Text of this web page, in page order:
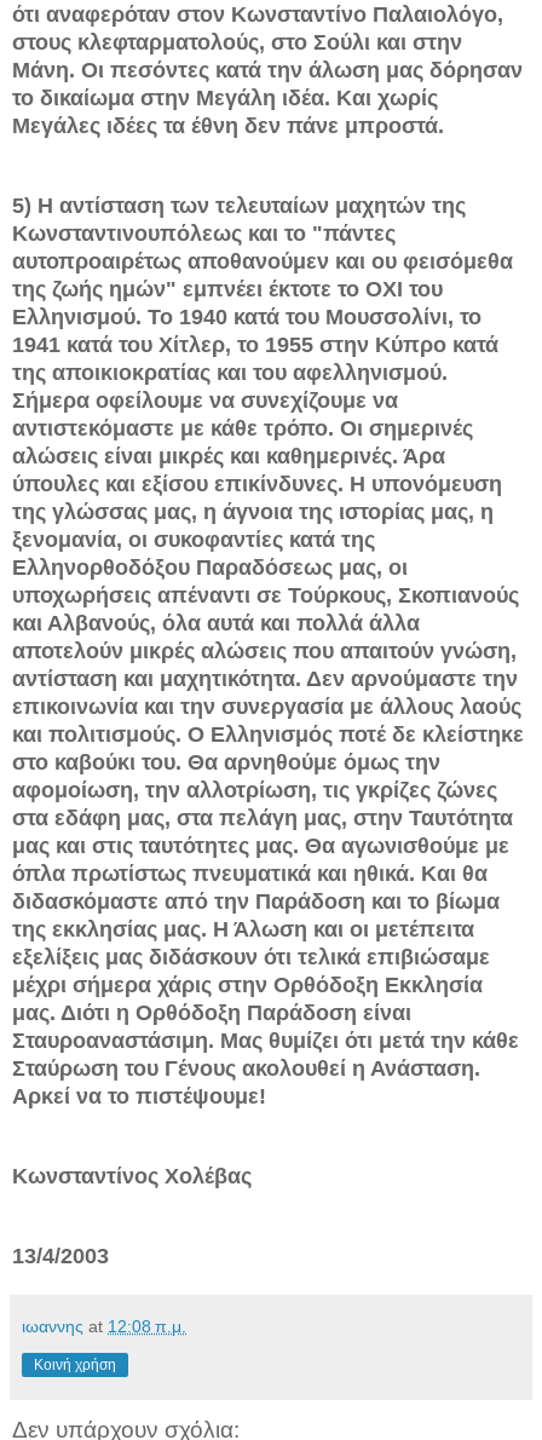
ότι αναφερόταν στον Κωνσταντίνο Παλαιολόγο,
στους κλεφταρματολούς, στο Σούλι και στην
Μάνη. Οι πεσόντες κατά την άλωση μας δόρησαν
το δικαίωμα στην Μεγάλη ιδέα. Και χωρίς
Μεγάλες ιδέες τα έθνη δεν πάνε μπροστά.
5) Η αντίσταση των τελευταίων μαχητών της
Κωνσταντινουπόλεως και το "πάντες
αυτοπροαιρέτως αποθανούμεν και ου φεισόμεθα
της ζωής ημών" εμπνέει έκτοτε το ΟΧΙ του
Ελληνισμού. Το 1940 κατά του Μουσσολίνι, το
1941 κατά του Χίτλερ, το 1955 στην Κύπρο κατά
της αποικιοκρατίας και του αφελληνισμού.
Σήμερα οφείλουμε να συνεχίζουμε να
αντιστεκόμαστε με κάθε τρόπο. Οι σημερινές
αλώσεις είναι μικρές και καθημερινές. Άρα
ύπουλες και εξίσου επικίνδυνες. Η υπονόμευση
της γλώσσας μας, η άγνοια της ιστορίας μας, η
ξενομανία, οι συκοφαντίες κατά της
Ελληνορθοδόξου Παραδόσεως μας, οι
υποχωρήσεις απέναντι σε Τούρκους, Σκοπιανούς
και Αλβανούς, όλα αυτά και πολλά άλλα
αποτελούν μικρές αλώσεις που απαιτούν γνώση,
αντίσταση και μαχητικότητα. Δεν αρνούμαστε την
επικοινωνία και την συνεργασία με άλλους λαούς
και πολιτισμούς. Ο Ελληνισμός ποτέ δε κλείστηκε
στο καβούκι του. Θα αρνηθούμε όμως την
αφομοίωση, την αλλοτρίωση, τις γκρίζες ζώνες
στα εδάφη μας, στα πελάγη μας, στην Ταυτότητα
μας και στις ταυτότητες μας. Θα αγωνισθούμε με
όπλα πρωτίστως πνευματικά και ηθικά. Και θα
διδασκόμαστε από την Παράδοση και το βίωμα
της εκκλησίας μας. Η Άλωση και οι μετέπειτα
εξελίξεις μας διδάσκουν ότι τελικά επιβιώσαμε
μέχρι σήμερα χάρις στην Ορθόδοξη Εκκλησία
μας. Διότι η Ορθόδοξη Παράδοση είναι
Σταυροαναστάσιμη. Μας θυμίζει ότι μετά την κάθε
Σταύρωση του Γένους ακολουθεί η Ανάσταση.
Αρκεί να το πιστέψουμε!
Κωνσταντίνος Χολέβας
13/4/2003
ιωαννης at 12:08 π.μ.
Κοινή χρήση
Δεν υπάρχουν σχόλια: